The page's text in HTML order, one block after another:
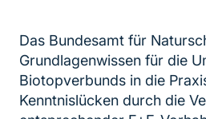
Das Bundesamt für
Grundlagenwissen für die
Biotopverbunds in die
Kenntnislücken durch die